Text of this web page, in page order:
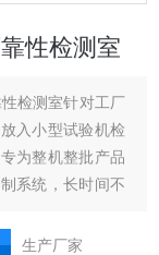
性检测室
检测室针对工厂
入小型试验机检
为整机整批产品
系统，长时间不
、高低温湿热、
生产厂家